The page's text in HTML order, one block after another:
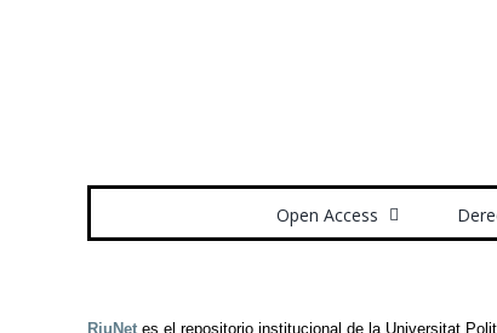
Open Access
RiuNet es el repositorio institucional de la Universitat